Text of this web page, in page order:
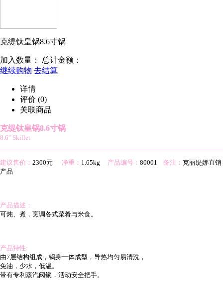
克缇钛皇锅8.6寸锅
加入数量： 总计金额：
继续购物 去结算
详情
评价 (0)
关联商品
克缇钛皇锅8.6寸锅
8.6″ Skillet
建议售价： 2300元 净重： 1.65kg 产品编号： 80001 备注： 克丽缇娜直销
产品
产品描述：
可炖、煮，烹调各式菜肴与米食。
产品特性:
由7层结构组成，锅身一体成型，导热均匀易清洗，
免油，少水，低温。
带有专利蒸汽阀锁，活动安全把手。